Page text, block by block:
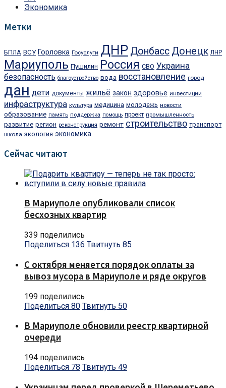
Экономика
Метки
БПЛА ВСУ Горловка Госуслуги ДНР Донбасс Донецк ЛНР
Мариуполь Пушилин Россия СВО Украина
безопасность благоустройство вода восстановление город
дан дети документы жильё закон здоровье инвестиции
инфраструктура культура медицина молодежь новости
образование память поддержка помощь проект промышленность
развитие регион реконструкция ремонт строительство транспорт
школа экология экономика
Сейчас читают
В Мариуполе опубликовали список
бесхозных квартир
339 поделились
Поделиться 136 Твитнуть 85
С октября меняется порядок оплаты за
вывоз мусора в Мариуполе и ряде округов
199 поделились
Поделиться 80 Твитнуть 50
В Мариуполе обновили реестр квартирной
очереди
194 поделились
Поделиться 78 Твитнуть 49